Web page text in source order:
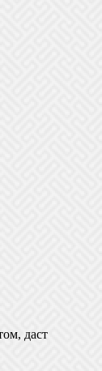
даст